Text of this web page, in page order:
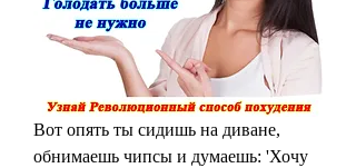
Вот опять ты сидишь на диване,
обнимаешь чипсы и думаешь: 'Хочу